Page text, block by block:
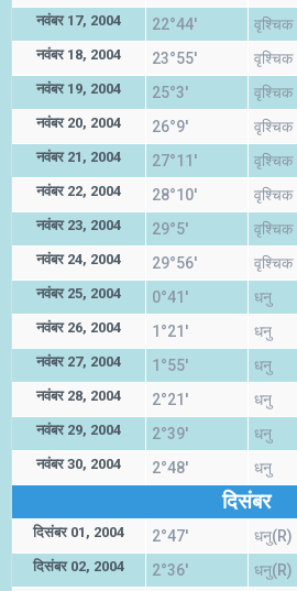
नवंबर 17, 2004 22°44' वृश्चिक
नवंबर 18, 2004 23°55' वृश्चिक
नवंबर 19, 2004 25°3' वृश्चिक
नवंबर 20, 2004 26°9' वृश्चिक
नवंबर 21, 2004 27°11' वृश्चिक
नवंबर 22, 2004 28°10' वृश्चिक
नवंबर 23, 2004 29°5' वृश्चिक
नवंबर 24, 2004 29°56' वृश्चिक
नवंबर 25, 2004 0°41' धनु
नवंबर 26, 2004 1°21' धनु
नवंबर 27, 2004 1°55' धनु
नवंबर 28, 2004 2°21' धनु
नवंबर 29, 2004 2°39' धनु
नवंबर 30, 2004 2°48' धनु
दिसंबर
दिसंबर 01, 2004 2°47' धनु(R)
दिसंबर 02, 2004 2°36' धनु(R)